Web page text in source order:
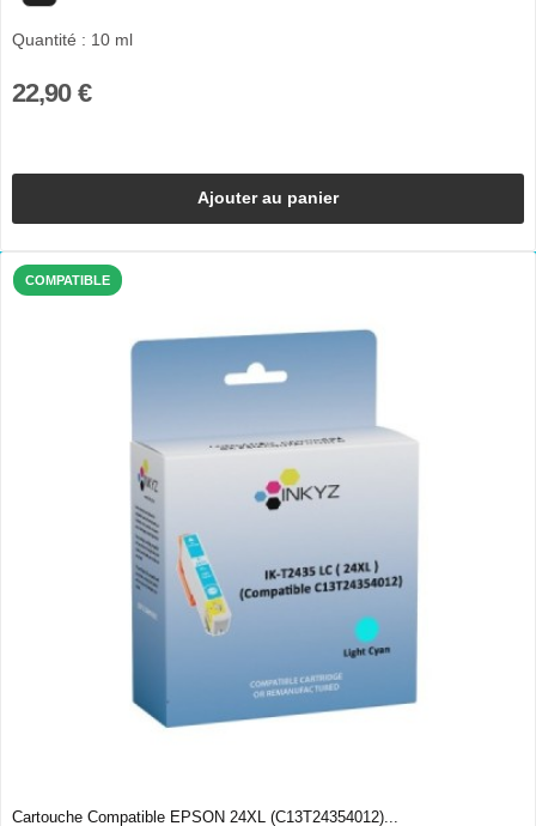
Quantité : 10 ml
22,90 €
Ajouter au panier
COMPATIBLE
Cartouche Compatible EPSON 24XL (C13T24354012)...